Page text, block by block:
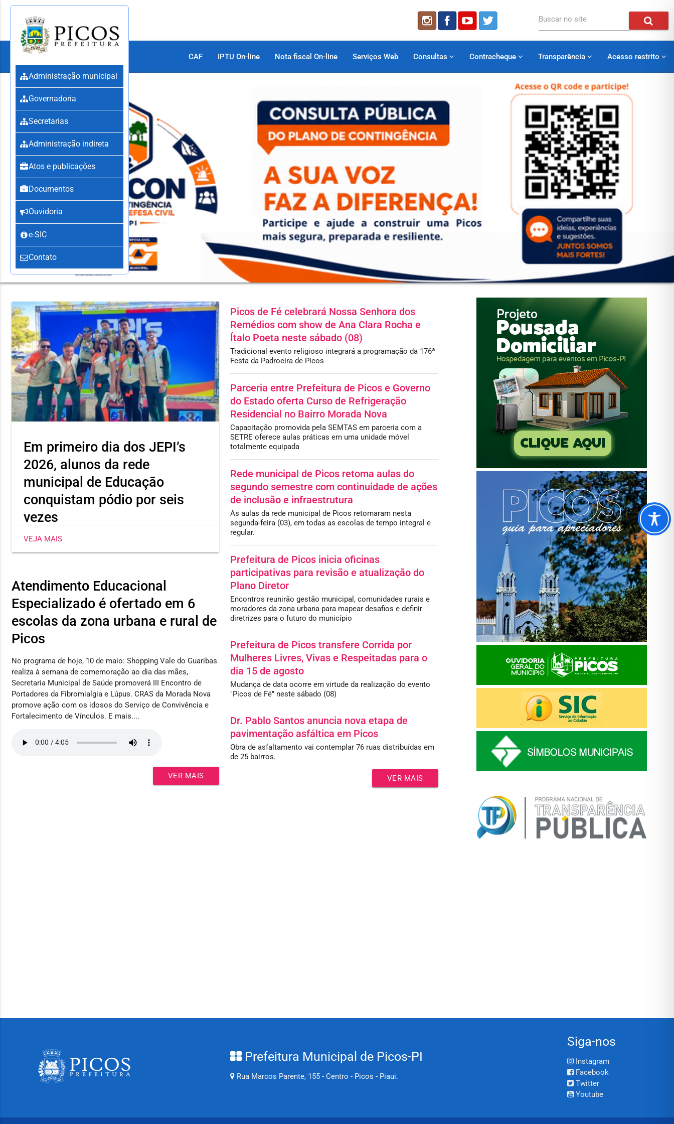
Administração municipal
Governadoria
Secretarias
Administração indireta
Atos e publicações
Documentos
Ouvidoria
e-SIC
Contato
Buscar no site
CAF IPTU On-line Nota fiscal On-line Serviços Web Consultas Contracheque Transparência Acesso restrito
Em primeiro dia dos JEPI’s
2026, alunos da rede
municipal de Educação
conquistam pódio por seis
vezes
Neste primeiro dia o atleta Ícaro Severino, aluno da
em distância. E Wilker Eduardo levou bronze no
lançamento de disco.
VEJA MAIS
Atendimento Educacional
Especializado é ofertado em 6
escolas da zona urbana e rural de
Picos
No programa de hoje, 10 de maio: Shopping Vale do Guaribas
realiza à semana de comemoração ao dia das mães,
Secretaria Municipal de Saúde promoverá III Encontro de
Portadores da Fibromialgia e Lúpus. CRAS da Morada Nova
promove ação com os idosos do Serviço de Convivência e
Fortalecimento de Vínculos. E mais....
VER MAIS
Picos de Fé celebrará Nossa Senhora dos
Remédios com show de Ana Clara Rocha e
Ítalo Poeta neste sábado (08)
Tradicional evento religioso integrará a programação da 176ª
Festa da Padroeira de Picos
Parceria entre Prefeitura de Picos e Governo
do Estado oferta Curso de Refrigeração
Residencial no Bairro Morada Nova
Capacitação promovida pela SEMTAS em parceria com a
SETRE oferece aulas práticas em uma unidade móvel
totalmente equipada
Rede municipal de Picos retoma aulas do
segundo semestre com continuidade de ações
de inclusão e infraestrutura
As aulas da rede municipal de Picos retornaram nesta
segunda-feira (03), em todas as escolas de tempo integral e
regular.
Prefeitura de Picos inicia oficinas
participativas para revisão e atualização do
Plano Diretor
Encontros reunirão gestão municipal, comunidades rurais e
moradores da zona urbana para mapear desafios e definir
diretrizes para o futuro do município
Prefeitura de Picos transfere Corrida por
Mulheres Livres, Vivas e Respeitadas para o
dia 15 de agosto
Mudança de data ocorre em virtude da realização do evento
"Picos de Fé" neste sábado (08)
Dr. Pablo Santos anuncia nova etapa de
pavimentação asfáltica em Picos
Obra de asfaltamento vai contemplar 76 ruas distribuídas em
de 25 bairros.
VER MAIS
Prefeitura Municipal de Picos-PI
Rua Marcos Parente, 155 - Centro - Picos - Piaui.
Siga-nos
Instagram
Facebook
Twitter
Youtube